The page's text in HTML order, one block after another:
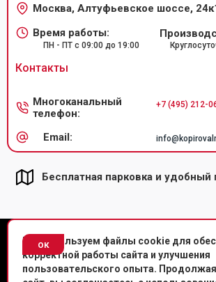
Москва, Алтуфьевское шоссе,
Время работы:
ПН - ПТ с 09:00 до 19:00
Контакты
Многоканальный
телефон:
+7 (495) 212-
Email:
Бесплатная парковка и удобный
ок
Мы используем файлы cookie для
корректной работы сайта и улучшения
пользовательского опыта.
© Копировальный центр
Политика